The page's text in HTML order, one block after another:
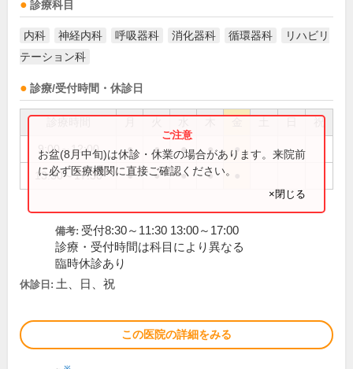
診療科目
内科 神経内科 呼吸器科 消化器科 循環器科
リハビリ
テーション科
診療/受付時間・休診日
祝
9:00～12:00 ● ● ● ● ●
13:30～17:30 ● ● ● ●
お盆(8月中旬)は休診・休業の場合があります。来院前
に必ず医療機関に直接ご確認ください。
×閉じる
備考: 受付8:30～11:30 13:00～17:00
診療・受付時間は科目により異なる
臨時休診あり
休診日: 土、日、祝
この医院の詳細をみる